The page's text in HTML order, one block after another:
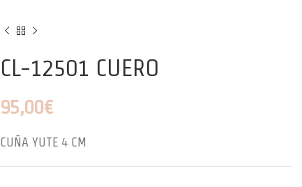
CL-12501 CUERO
95,00€
CUÑA YUTE 4 CM